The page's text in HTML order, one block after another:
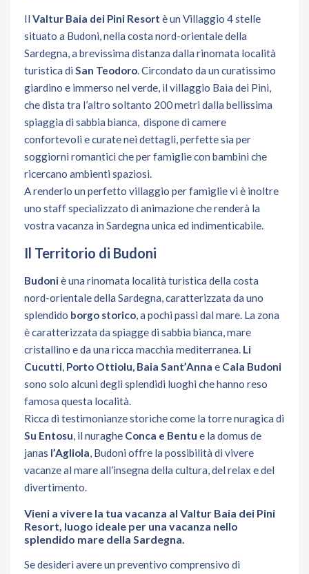
IlValtur Baia dei Pini Resort è un Villaggio 4 stelle
situato a Budoni, nella costa nord-orientale della
Sardegna, a brevissima distanza dalla rinomata località
turistica di San Teodoro . Circondato da un curatissimo
giardino e immerso nel verde, il villaggio Baia dei Pini,
che dista tra l’altro soltanto 200 metri dalla bellissima
spiaggia di sabbia bianca, dispone di camere
confortevoli e curate nei dettagli, perfette sia per
soggiorni romantici che per famiglie con bambini che
ricercano ambienti spaziosi.
A renderlo un perfetto villaggio per famiglie vi è inoltre
uno staff specializzato di animazione che renderà la
vostra vacanza in Sardegna unica ed indimenticabile.
Il Territorio di Budoni
Budoniè una rinomata località turistica della costa
nord-orientale della Sardegna, caratterizzata da uno
splendido borgo storico , a pochi passi dal mare. La zona
è caratterizzata da spiagge di sabbia bianca, mare
cristallino e da una ricca macchia mediterranea. Li
Cucutti Porto Ottiolu, Baia Sant’Anna e Cala Budoni
sono solo alcuni degli splendidi luoghi che hanno reso
famosa questa località.
Ricca di testimonianze storiche come la torre nuragica di
Su Entosu , il nuraghe Conca e Bentu e la domus de
janas l’Agliola , Budoni offre la possibilità di vivere
vacanze al mare all’insegna della cultura, del relax e del
divertimento.
Vieni a vivere la tua vacanza al Valtur Baia dei Pini
Resort, luogo ideale per una vacanza nello
splendido mare della Sardegna.
Se desideri avere un preventivo comprensivo di